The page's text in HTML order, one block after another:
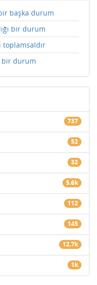
başka durum
bir durum
durum
737
52
32
5.6k
112
145
12.7k
1k